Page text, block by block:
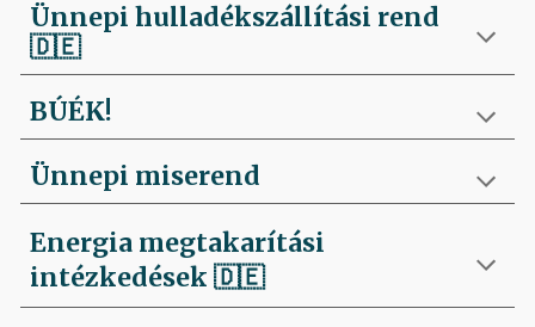
Ünnepi hulladékszállítási rend
🇩🇪
BÚÉK!
Ünnepi miserend
Energia megtakarítási
intézkedések🇩🇪